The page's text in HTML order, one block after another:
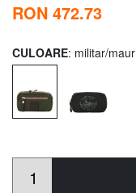
RON 472.73
CULOARE: militar/maur